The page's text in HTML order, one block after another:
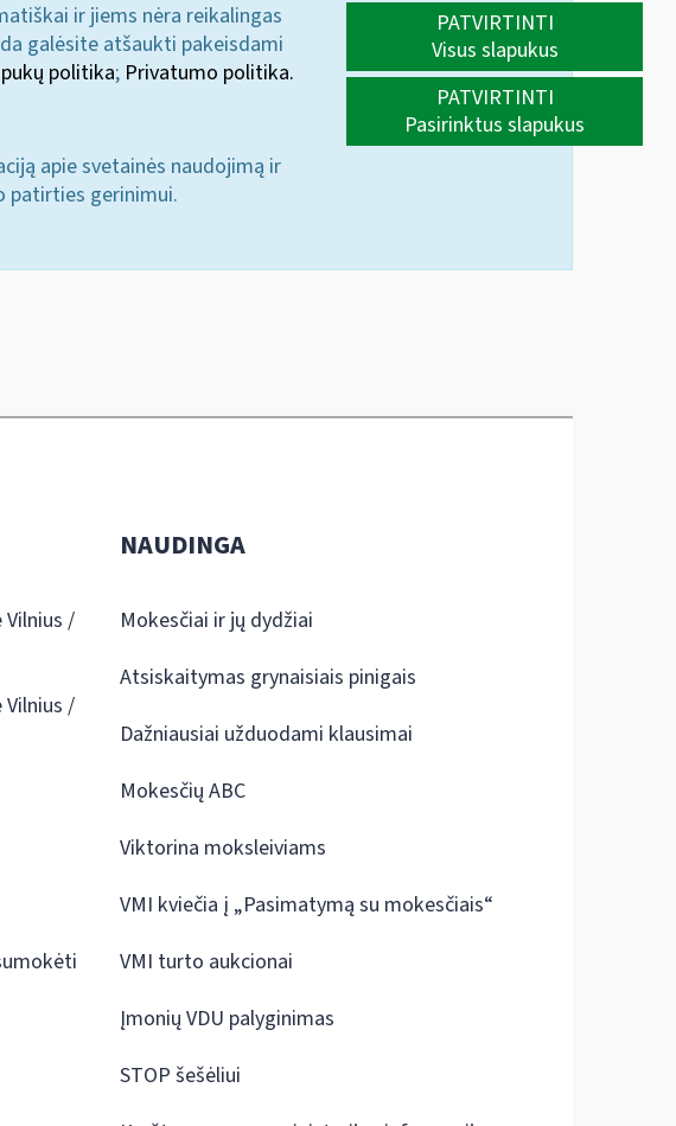
ir jiems nėra reikalingas
galėsite atšaukti pakeisdami
politika; Privatumo politika.
apie svetainės naudojimą ir
patirties gerinimui.
PATVIRTINTI
Visus slapukus
PATVIRTINTI
Pasirinktus slapukus
/
/
NAUDINGA
Mokesčiai ir jų dydžiai
Atsiskaitymas grynaisiais pinigais
Dažniausiai užduodami klausimai
Mokesčių ABC
Viktorina moksleiviams
VMI kviečia į „Pasimatymą su mokesčiais“
VMI turto aukcionai
Įmonių VDU palyginimas
STOP šešėliui